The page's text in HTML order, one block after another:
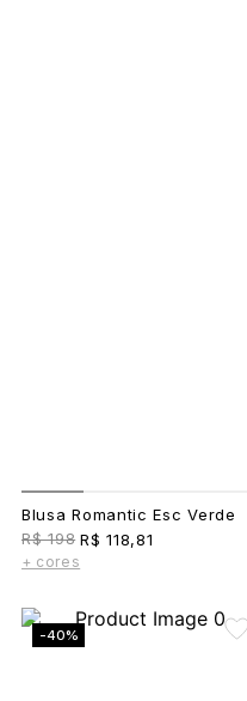
Blusa Romantic Esc Verde
R$ 198 R$ 118,81
+ cores
-40%